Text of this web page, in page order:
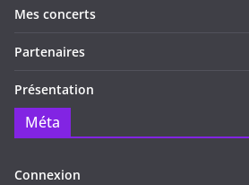
Mes concerts
Partenaires
Présentation
Méta
Connexion